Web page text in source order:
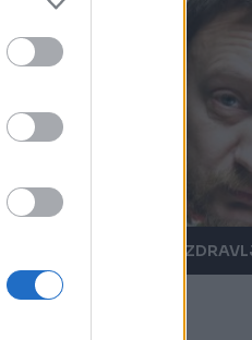
PORODICA I